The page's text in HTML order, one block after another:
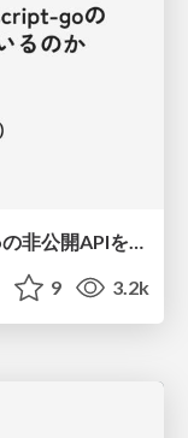
tsgolintはいかにしてtypescript-goの非公開APIを呼び出しているのか
9 3.2k